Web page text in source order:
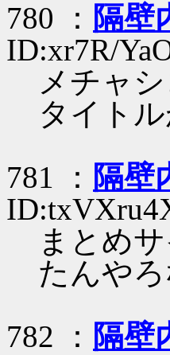
780 ： 隔壁
ID:xr7R/
メチャ
タイト
781 ： 隔壁
まとめ
たんやろ
782 ： 隔壁